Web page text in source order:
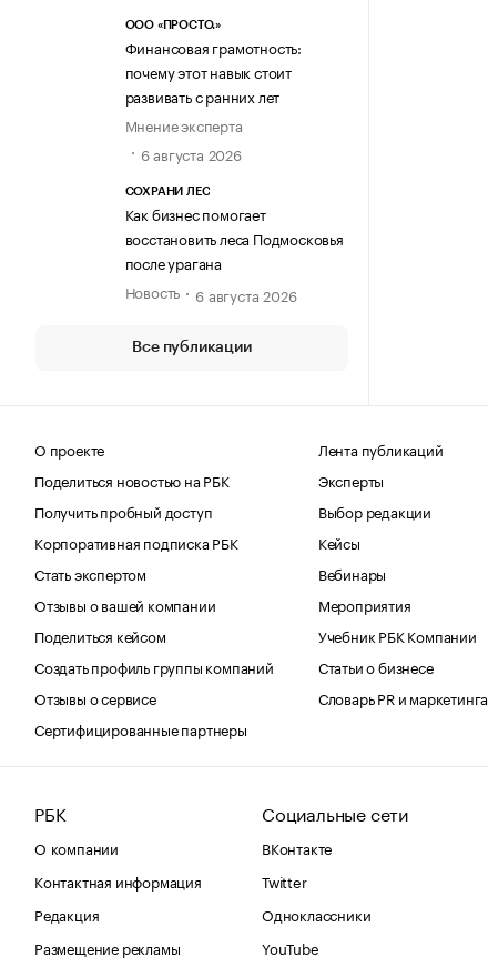
ООО «ПРОСТО.»
Финансовая грамотность:
почему этот навык стоит
развивать с ранних лет
Мнение эксперта
6 августа 2026
СОХРАНИ ЛЕС
Как бизнес помогает
восстановить леса Подмосковья
после урагана
Новость
6 августа 2026
Все публикации
О проекте
Поделиться новостью на РБК
Получить пробный доступ
Корпоративная подписка РБК
Стать экспертом
Отзывы о вашей компании
Поделиться кейсом
Создать профиль группы компаний
Отзывы о сервисе
Сертифицированные партнеры
Лента публикаций
Эксперты
Выбор редакции
Кейсы
Вебинары
Мероприятия
Учебник РБК Компании
Статьи о бизнесе
Словарь PR и маркетинга
РБК
О компании
Контактная информация
Редакция
Размещение рекламы
Социальные сети
ВКонтакте
Twitter
Одноклассники
YouTube